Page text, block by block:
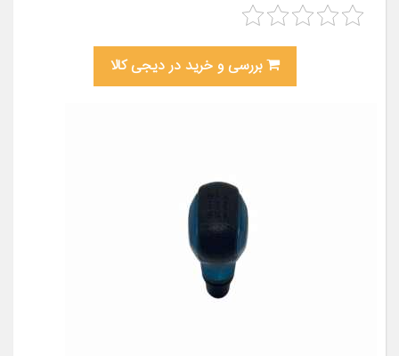
بررسی و خرید در دیجی کالا